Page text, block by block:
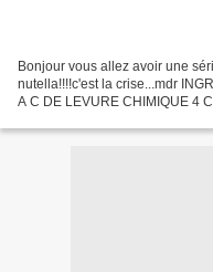
Bonjour vous allez avoir une
nutella!!!!c'est la crise...mdr
A C DE LEVURE CHIMIQUE 4